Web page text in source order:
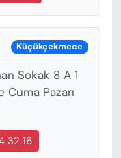
Küçükçekmece
Sokak 8 A 1
Cuma Pazarı
32 16